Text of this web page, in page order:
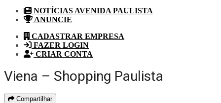
NOTÍCIAS AVENIDA PAULISTA
ANUNCIE
CADASTRAR EMPRESA
FAZER LOGIN
CRIAR CONTA
Viena – Shopping Paulista
Compartilhar